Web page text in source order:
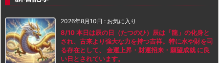
2026年8月10日 : お気に入り
8/10 本日は辰の日（たつのひ）辰は「龍」の化身と
され、古来より強大な力を持つ吉祥。特に水や財を司
る存在として、 金運上昇・財運招来・願望成就 に良
い日とされています。